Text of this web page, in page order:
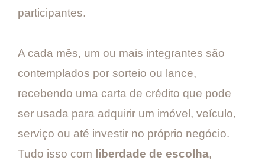
participantes.
A cada mês, um ou mais integrantes são
contemplados por sorteio ou lance,
recebendo uma carta de crédito que pode
ser usada para adquirir um imóvel, veículo,
serviço ou até investir no próprio negócio.
Tudo isso com liberdade de escolha,